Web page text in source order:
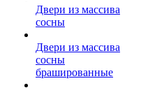
Двери из массива
сосны
Двери из массива
сосны
брашированные